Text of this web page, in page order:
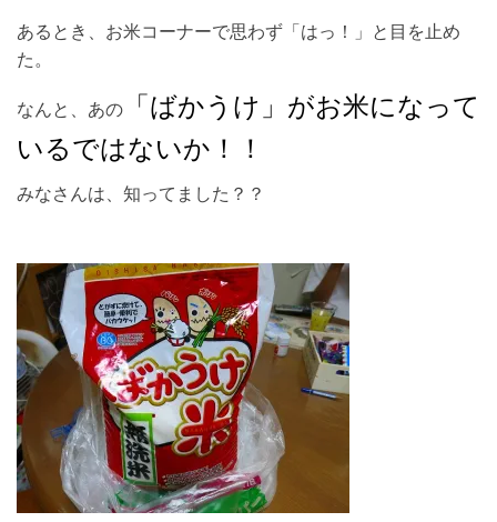
あるとき、お米コーナーで思わず「はっ！」と目を止め
た。
なんと、あの
「ばかうけ」がお米になって
いるではないか！！
みなさんは、知ってました？？